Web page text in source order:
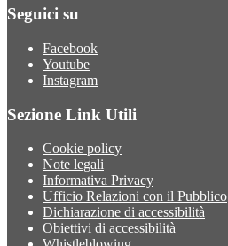
Seguici su
Facebook
Youtube
Instagram
Sezione Link Utili
Cookie policy
Note legali
Informativa Privacy
Ufficio Relazioni con il Pubblico
Dichiarazione di accessibilità
Obiettivi di accessibilità